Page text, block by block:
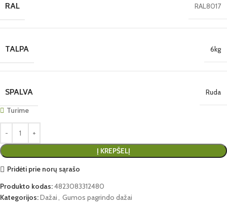
RAL RAL8017
TALPA 6kg
SPALVA
Ruda
Turime
Į KREPŠELĮ
Pridėti prie norų sąrašo
Produkto kodas:4823083312480
Kategorijos:Dažai, Gumos pagrindo dažai